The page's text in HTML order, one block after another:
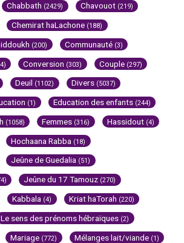
Chabbath (2429) Chavouot (219)
Chemirat haLachone (188)
(200) Communauté (3)
Conversion (303) Couple (297)
Deuil (1102) Divers (5037)
(1) Education des enfants (244)
(1058) Femmes (316) Hassidout (4)
Hochaana Rabba (18)
Jeûne de Guedalia (51)
Jeûne du 17 Tamouz (270)
Kabbala (4) Kriat haTorah (220)
Le sens des prénoms hébraïques (2)
Mariage (772) Mélanges lait/viande (1)